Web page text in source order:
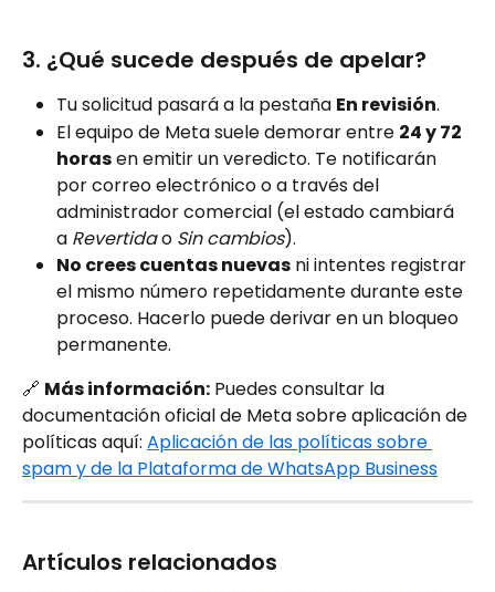
3. ¿Qué sucede después de apelar?
Tu solicitud pasará a la pestaña En revisión.
El equipo de Meta suele demorar entre 24 y 72
horas en emitir un veredicto. Te notificarán
por correo electrónico o a través del
administrador comercial (el estado cambiará
a Revertida o Sin cambios).
No crees cuentas nuevas ni intentes registrar
el mismo número repetidamente durante este
proceso. Hacerlo puede derivar en un bloqueo
permanente.
🔗 Más información: Puedes consultar la
documentación oficial de Meta sobre aplicación de
políticas aquí: Aplicación de las políticas sobre
spam y de la Plataforma de WhatsApp Business
Artículos relacionados